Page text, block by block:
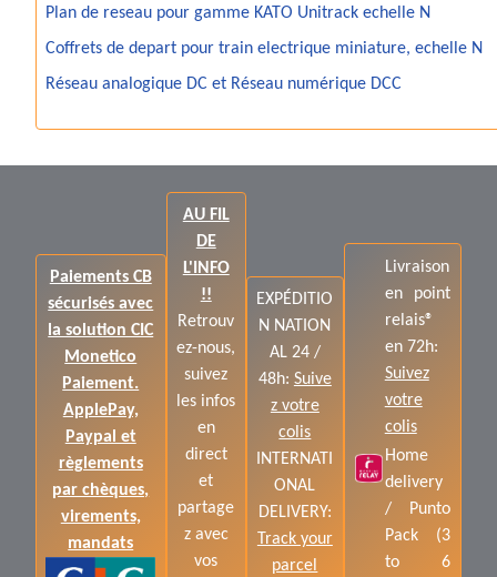
Plan de reseau pour gamme KATO Unitrack echelle N
Coffrets de depart pour train electrique miniature, echelle N
Réseau analogique DC et Réseau numérique DCC
Paiements CB
sécurisés avec
la solution CIC
Monetico
Paiement.
ApplePay,
Paypal et
règlements
par chèques,
virements,
mandats
AU FIL
DE
L'INFO
!!
Retrouv
ez-nous,
suivez
les infos
en
direct
et
partage
z avec
vos
EXPÉDITIO
N NATION
AL 24 /
48h: Suive
z votre
colis
INTERNATI
ONAL
DELIVERY:
Track your
parcel
Livraison
en point
relais®
en 72h:
Suivez
votre
colis
Home
delivery
/ Punto
Pack (3
to 6